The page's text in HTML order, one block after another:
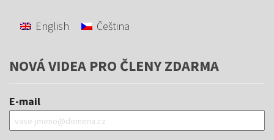
English Čeština
NOVÁ VIDEA PRO ČLENY ZDARMA
E-mail